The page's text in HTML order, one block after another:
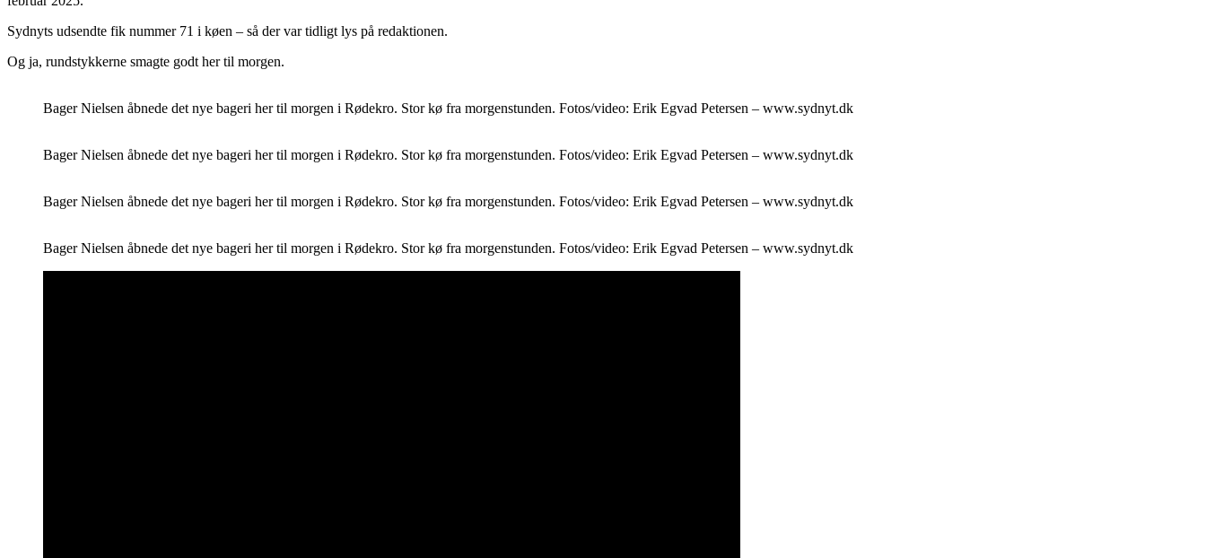
Sydnyts udsendte fik nummer 71 i køen – så der var tidligt lys på redaktionen.
Og ja, rundstykkerne smagte godt her til morgen.
Bager Nielsen åbnede det nye bageri her til morgen i Rødekro. Stor kø fra morgenstunden. Fotos/video: Erik Egvad Petersen – www.sydnyt.dk
Bager Nielsen åbnede det nye bageri her til morgen i Rødekro. Stor kø fra morgenstunden. Fotos/video: Erik Egvad Petersen – www.sydnyt.dk
Bager Nielsen åbnede det nye bageri her til morgen i Rødekro. Stor kø fra morgenstunden. Fotos/video: Erik Egvad Petersen – www.sydnyt.dk
Bager Nielsen åbnede det nye bageri her til morgen i Rødekro. Stor kø fra morgenstunden. Fotos/video: Erik Egvad Petersen – www.sydnyt.dk